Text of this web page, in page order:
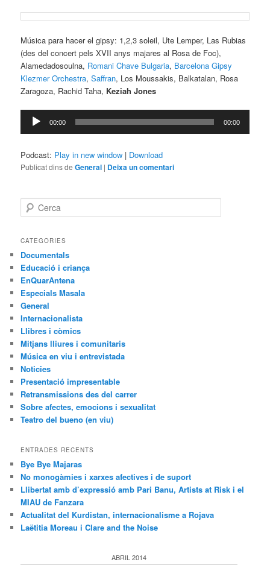
Música para hacer el gipsy: 1,2,3 soleil, Ute Lemper, Las Rubias
(des del concert pels XVII anys majares al Rosa de Foc),
Alamedadosoulna, Romani Chave Bulgaria, Barcelona Gipsy
Klezmer Orchestra,Saffran, Los Moussakis, Balkatalan, Rosa
Zaragoza, Rachid Taha, Keziah Jones
Reproductor
d'àudio
00:00 00:00
Podcast: Play in new window | Download
Publicat dins de General | Deixa un comentari
e
c
CATEGORIES
Documentals
Educació i criança
EnQuarAntena
Especials Masala
General
Internacionalista
Llibres i còmics
Mitjans lliures i comunitaris
Música en viu i entrevistada
Noticies
Presentació impresentable
Retransmissions des del carrer
Sobre afectes, emocions i sexualitat
Teatro del bueno (en viu)
ENTRADES RECENTS
Bye Bye Majaras
No monogàmies i xarxes afectives i de suport
Llibertat amb d’expressió amb Pari Banu, Artists at Risk i el
MIAU de Fanzara
Actualitat del Kurdistan, internacionalisme a Rojava
Laëtitia Moreau i Clare and the Noise
ABRIL 2014